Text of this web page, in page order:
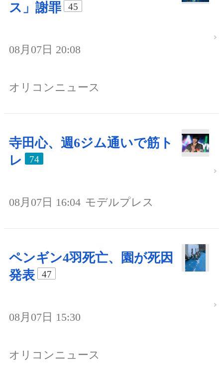
ス」謝罪
45
08月07日 20:08
オリコンニュース
寺田心、週6ジム通いで筋ト
レ
74
08月07日 16:04 モデルプレス
ペンギン4羽死亡、園が死因
発表
47
08月07日 15:30
オリコンニュース